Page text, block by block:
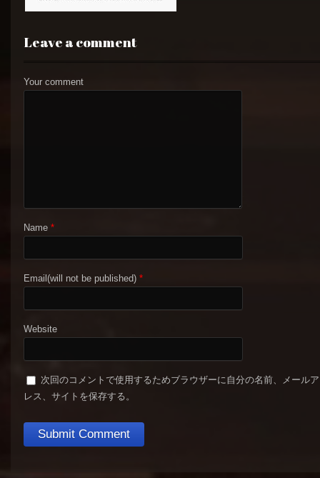
Leave a comment
Your comment
Name *
Email(will not be published) *
Website
次回のコメントで使用するためブラウザーに自分の名前、メール
レス、サイトを保存する。